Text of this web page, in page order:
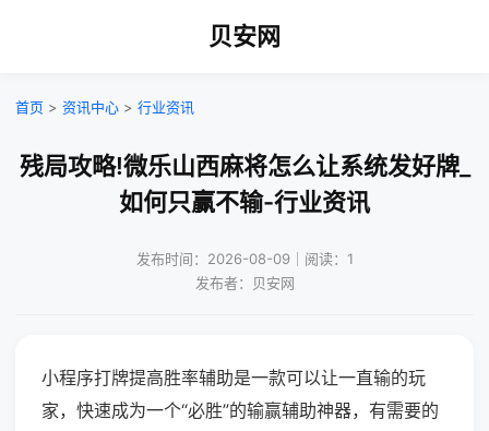
贝安网
首页 > 资讯中心 > 行业资讯
残局攻略!微乐山西麻将怎么让系统发好牌_
如何只赢不输-行业资讯
发布时间：2026-08-09｜阅读：1
发布者：贝安网
小程序打牌提高胜率辅助是一款可以让一直输的玩
家，快速成为一个“必胜”的输赢辅助神器，有需要的